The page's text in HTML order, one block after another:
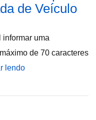
de Veículo
informar uma
de 70 caracteres
lendo